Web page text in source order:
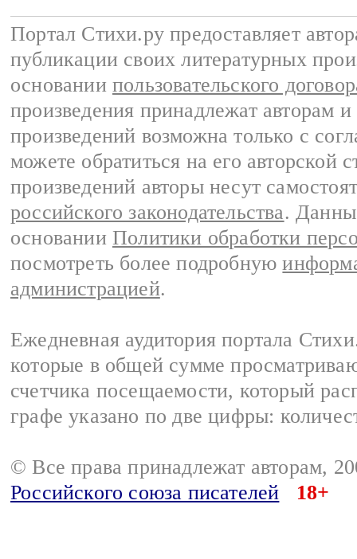
Портал Стихи.ру предоставляет
публикации своих литературных
основании пользовательского
произведения принадлежат авторам
произведений возможна только с
можете обратиться на его авторской
произведений авторы несут
российского законодательства.
основании Политики обработки
посмотреть более подробную
администрацией.
Ежедневная аудитория портала
которые в общей сумме
счетчика посещаемости, который
графе указано по две цифры:
© Все права принадлежат авторам,
Российского союза писателей
18+